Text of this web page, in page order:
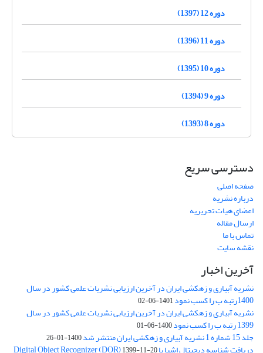
دوره 12 (1397)
دوره 11 (1396)
دوره 10 (1395)
دوره 9 (1394)
دوره 8 (1393)
دسترسی سریع
صفحه اصلی
درباره نشریه
اعضای هیات تحریریه
ارسال مقاله
تماس با ما
نقشه سایت
آخرین اخبار
نشریه آبیاری و زهکشی ایران در آخرین ارزیابی نشریات علمی کشور در سال
1400رتبه ب را کسب نمود 1401-06-02
نشریه آبیاری و زهکشی ایران در آخرین ارزیابی نشریات علمی کشور در سال
1399 رتبه ب را کسب نمود 1400-06-01
جلد 15 شماره 1 نشریه آبیاری و زهکشی ایران منتشر شد 1400-01-26
دریافت شناسه دیجیتال اشیا یا Digital Object Recognizer (DOR)1399-11-20